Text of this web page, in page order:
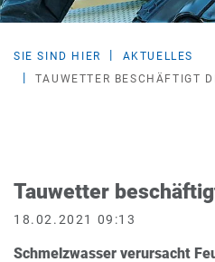
SIE SIND HIER
AKTUELLES
TAUWETTER BESCHÄFTIGT
Tauwetter
18.02.2021 09:13
Schmelzwasser verursacht